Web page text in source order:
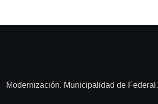
Modernización. Municipalidad de Federal.